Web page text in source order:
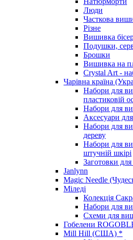
Люди
Часткова
Різне
Вишивка
Подушки,
Брошки
Вишивка на
Crystal Art -
Чарівна країна
Набори для
пластиковій
Набори для
Аксесуари
Набори для
дереву
Набори для
штучній шкірі
Заготовки
Janlynn
Magic Needle
Міледі
Колекція
Набори для
Схеми для
Гобелени
Mill Hill (США) *